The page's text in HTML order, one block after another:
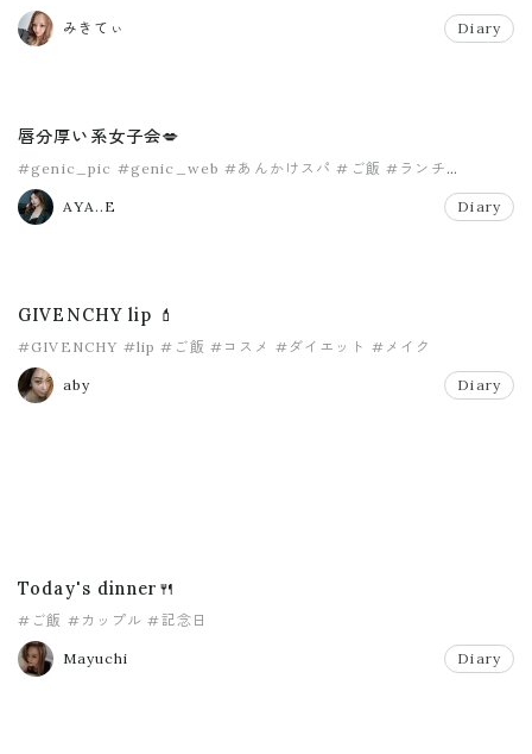
みきてぃ Diary
唇分厚い系女子会💋
#genic_pic #genic_web #あんかけスパ #ご飯 #ランチ
#名古屋名物
AYA..E
Diary
GIVENCHY lip 💄
#GIVENCHY #lip #ご飯 #コスメ #ダイエット #メイク
aby Diary
Today's dinner🍴
#ご飯 #カップル #記念日
Mayuchi Diary